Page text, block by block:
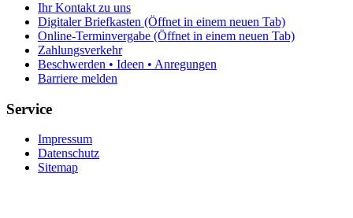
Ihr Kontakt zu uns
Digitaler Briefkasten (Öffnet in einem neuen Tab)
Online-Terminvergabe (Öffnet in einem neuen Tab)
Zahlungsverkehr
Beschwerden • Ideen • Anregungen
Barriere melden
Service
Impressum
Datenschutz
Sitemap